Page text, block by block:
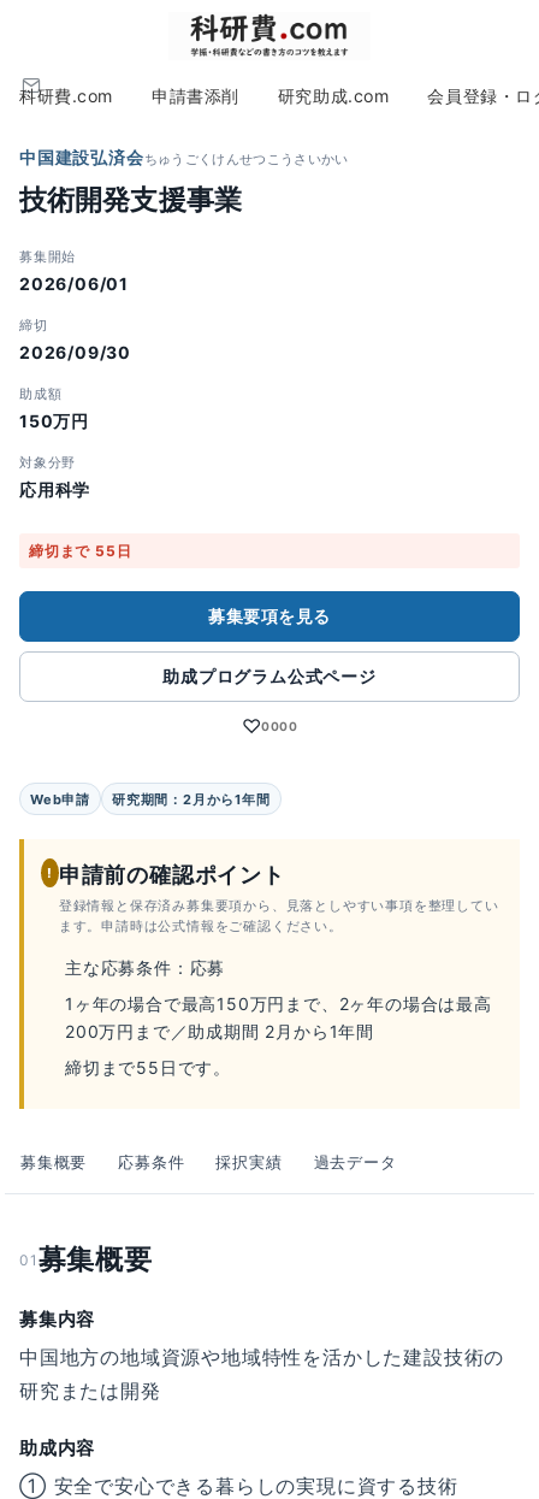
科研費.com 申請書添削 研究助成.com 会員登録・ロ
中国建設弘済会ちゅうごくけんせつこうさいかい
技術開発支援事業
募集開始
2026/06/01
締切
2026/09/30
助成額
150万円
対象分野
応用科学
締切まで 55日
募集要項を見る
助成プログラム公式ページ
♡0000
Web申請 研究期間：2月から1年間
! 申請前の確認ポイント
登録情報と保存済み募集要項から、見落としやすい事項を整理してい
ます。申請時は公式情報をご確認ください。
主な応募条件：応募
1ヶ年の場合で最高150万円まで、2ヶ年の場合は最高
200万円まで／助成期間 2月から1年間
締切まで55日です。
募集概要 応募条件 採択実績 過去データ
01 募集概要
募集内容
中国地方の地域資源や地域特性を活かした建設技術の
研究または開発
助成内容
① 安全で安心できる暮らしの実現に資する技術